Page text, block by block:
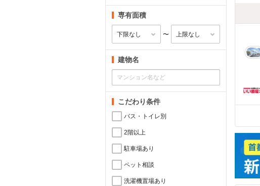
専有面積
〜
建物名
こだわり条件
バス・トイレ別
2階以上
駐車場あり
ペット相談
洗濯機置場あり